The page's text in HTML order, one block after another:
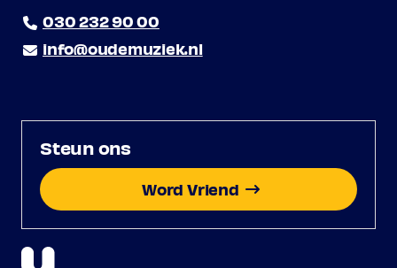
030 232 90 00
info@oudemuziek.nl
Steun ons
Word Vriend